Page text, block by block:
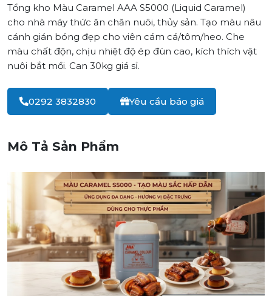
Tổng kho Màu Caramel AAA S5000 (Liquid Caramel)
cho nhà máy thức ăn chăn nuôi, thủy sản. Tạo màu nâu
cánh gián bóng đẹp cho viên cám cá/tôm/heo. Che
màu chất độn, chịu nhiệt độ ép đùn cao, kích thích vật
nuôi bắt mồi. Can 30kg giá sỉ.
0292 3832830 Yêu cầu báo giá
Mô Tả Sản Phẩm